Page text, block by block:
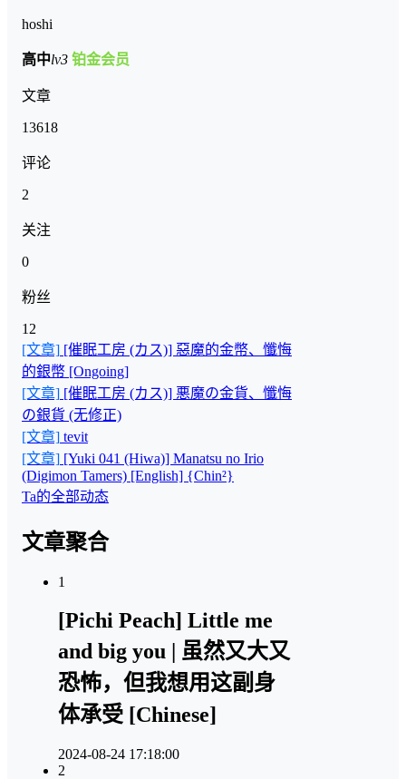
hoshi
高中lv3 铂金会员
文章
13618
评论
2
关注
0
粉丝
12
[文章] [催眠工房 (カス)] 惡魔的金幣、懺悔
的銀幣 [Ongoing]
[文章] [催眠工房 (カス)] 悪魔の金貨、懺悔
の銀貨 (无修正)
[文章] tevit
[文章] [Yuki 041 (Hiwa)] Manatsu no Irio
(Digimon Tamers) [English] {Chin²}
Ta的全部动态
文章聚合
1
[Pichi Peach] Little me
and big you | 虽然又大又
恐怖，但我想用这副身
体承受 [Chinese]
2024-08-24 17:18:00
2